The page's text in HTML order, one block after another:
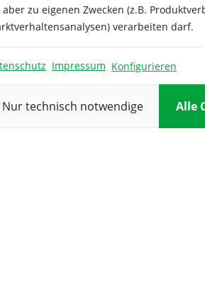
aber zu eigenen Zwecken (z.B.
verarbeiten darf.
Impressum Konfigurieren
Nur technisch notwendige Alle